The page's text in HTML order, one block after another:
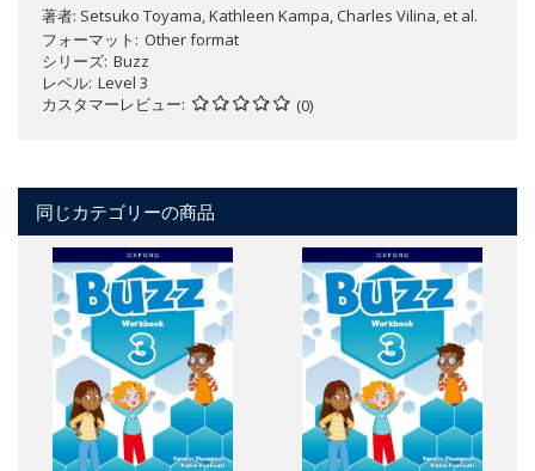
著者: Setsuko Toyama, Kathleen Kampa, Charles Vilina, et al.
フォーマット
Other format
シリーズ Buzz
レベル Level 3
カスタマーレビュー
(0)
同じカテゴリーの商品